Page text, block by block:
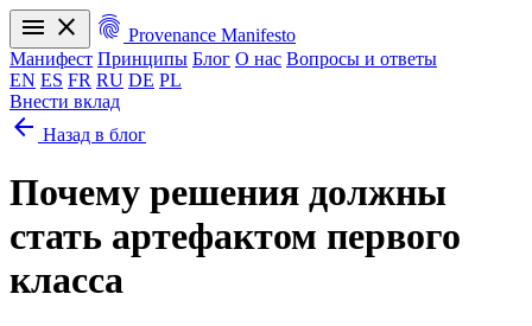
menu close fingerprint Provenance Manifesto
Манифест Принципы Блог О нас Вопросы и ответы
EN ES FR RU DE PL
Внести вклад
Манифест
ES FR RU DE
arrow_back Назад в блог
Почему решения должны
стать артефактом первого
класса